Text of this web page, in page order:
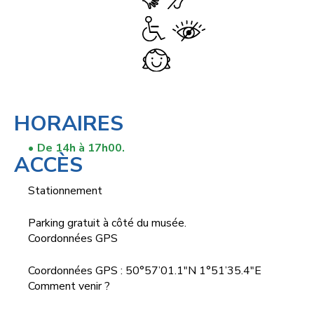
HORAIRES
De 14h à 17h00.
ACCÈS
Stationnement
Parking gratuit à côté du musée.
Coordonnées GPS
Coordonnées GPS : 50°57’01.1"N 1°51’35.4"E
Comment venir ?